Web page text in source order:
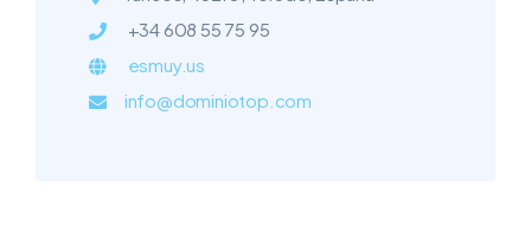
+34 608 55 75 95
esmuy.us
info@dominiotop.com